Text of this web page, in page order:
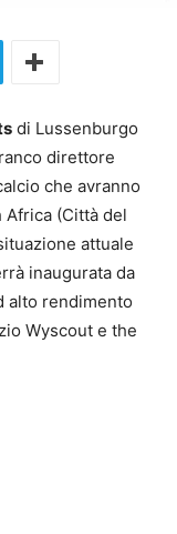
di Lussenburgo
direttore
che avranno
(Città del
attuale
inaugurata da
alto rendimento
Wyscout e the